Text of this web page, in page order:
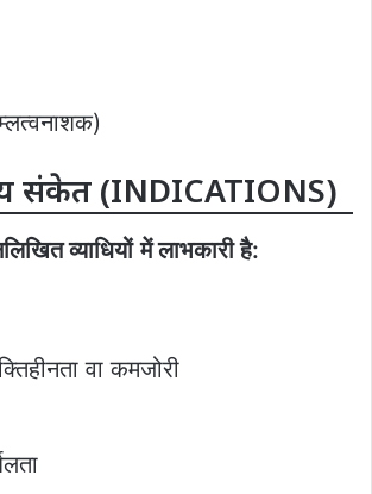
संकेत (INDICATIONS)
व्याधियों में लाभकारी है:
वा कमजोरी